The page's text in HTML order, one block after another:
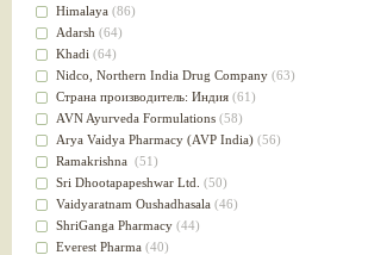
Для медитации
выводит токсины
Для здоровья печени
Для тела(39)
для очищения крови(38)
При диабете(38)
Антиоксидант(37)
Для Капха(Кафа) доши
От паразитов(37)
При расстройстве желудка (36)
Успокоительное(36)
Для глаз(34)
Himalaya (86)
Adarsh (64)
Khadi (64)
Nidсo, Northern India Drug Company (63)
Страна производитель: Индия (61)
AVN Ayurveda Formulations (58)
Arya Vaidya Pharmacy (AVP India) (56)
Ramakrishna (51)
Sri Dhootapapeshwar Ltd. (50)
Vaidyaratnam Oushadhasala (46)
ShriGanga Pharmacy (44)
Everest Pharma (40)